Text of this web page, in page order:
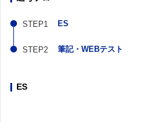
ES
筆記・WEBテスト
ES